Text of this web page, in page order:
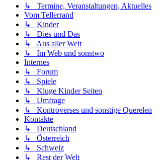
↳ Termine, Veranstaltungen, Aktuelles
Vom Tellerrand
↳ Kinder
↳ Dies und Das
↳ Aus aller Welt
↳ Im Web und sonstwo
Internes
↳ Forum
↳ Spiele
↳ Kluge Kinder Seiten
↳ Umfrage
↳ Kontroverses und sonstige Querelen
Kontakte
↳ Deutschland
↳ Österreich
↳ Schweiz
↳ Rest der Welt